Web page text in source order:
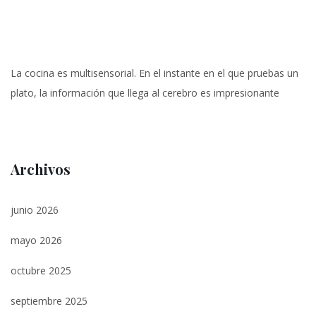
La cocina es multisensorial. En el instante en el que pruebas un
plato, la información que llega al cerebro es impresionante
Archivos
junio 2026
mayo 2026
octubre 2025
septiembre 2025